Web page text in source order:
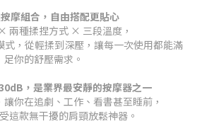
摩組合，自由搭配更貼心
兩種揉捏方式 × 三段溫度，
式 ，從輕揉到深壓，讓每一次使用都能滿
足你的舒壓需求。
，是業界最安靜的按摩器之一
你在追劇、工作、看書甚至睡前，
這款無干擾的肩頸放鬆神器 。